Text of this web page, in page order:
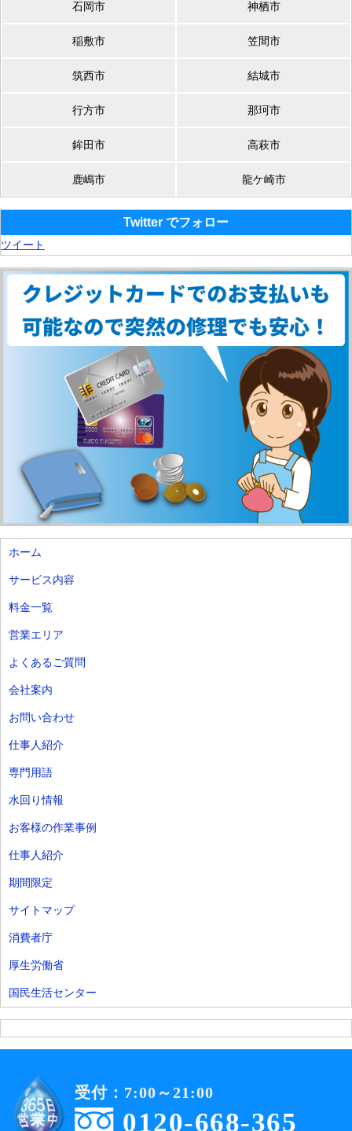
石岡市 神栖市
稲敷市 笠間市
筑西市 結城市
行方市 那珂市
鉾田市 高萩市
鹿嶋市 龍ケ崎市
Twitter でフォロー
ツイート
ホーム
サービス内容
料金一覧
営業エリア
よくあるご質問
会社案内
お問い合わせ
仕事人紹介
専門用語
水回り情報
お客様の作業事例
仕事人紹介
期間限定
サイトマップ
消費者庁
厚生労働省
国民生活センター
0120-668-365
受付：7:00～21:00